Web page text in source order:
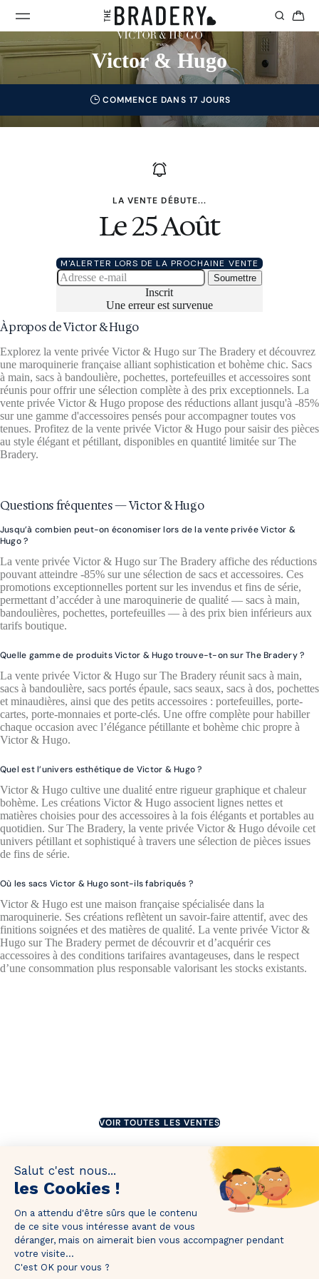
Victor & Hugo
COMMENCE DANS 17 JOURS
LA VENTE DÉBUTE...
Le 25 Août
M'ALERTER LORS DE LA PROCHAINE VENTE
Soumettre
Inscrit
Une erreur est survenue
À propos de Victor & Hugo
Explorez la vente privée Victor & Hugo sur The Bradery et découvrez
une maroquinerie française alliant sophistication et bohème chic. Sacs
à main, sacs à bandoulière, pochettes, portefeuilles et accessoires sont
réunis pour offrir une sélection complète à des prix exceptionnels. La
vente privée Victor & Hugo propose des réductions allant jusqu'à -85%
sur une gamme d'accessoires pensés pour accompagner toutes vos
tenues. Profitez de la vente privée Victor & Hugo pour saisir des pièces
au style élégant et pétillant, disponibles en quantité limitée sur The
Bradery.
Questions fréquentes — Victor & Hugo
Jusqu’à combien peut-on économiser lors de la vente privée Victor &
Hugo ?
La vente privée Victor & Hugo sur The Bradery affiche des réductions
pouvant atteindre -85% sur une sélection de sacs et accessoires. Ces
promotions exceptionnelles portent sur les invendus et fins de série,
permettant d’accéder à une maroquinerie de qualité — sacs à main,
bandoulières, pochettes, portefeuilles — à des prix bien inférieurs aux
tarifs boutique.
Quelle gamme de produits Victor & Hugo trouve-t-on sur The Bradery ?
La vente privée Victor & Hugo sur The Bradery réunit sacs à main,
sacs à bandoulière, sacs portés épaule, sacs seaux, sacs à dos, pochettes
et minaudières, ainsi que des petits accessoires : portefeuilles, porte-
cartes, porte-monnaies et porte-clés. Une offre complète pour habiller
chaque occasion avec l’élégance pétillante et bohème chic propre à
Victor & Hugo.
Quel est l’univers esthétique de Victor & Hugo ?
Victor & Hugo cultive une dualité entre rigueur graphique et chaleur
bohème. Les créations Victor & Hugo associent lignes nettes et
matières choisies pour des accessoires à la fois élégants et portables au
quotidien. Sur The Bradery, la vente privée Victor & Hugo dévoile cet
univers pétillant et sophistiqué à travers une sélection de pièces issues
de fins de série.
Où les sacs Victor & Hugo sont-ils fabriqués ?
Victor & Hugo est une maison française spécialisée dans la
maroquinerie. Ses créations reflètent un savoir-faire attentif, avec des
finitions soignées et des matières de qualité. La vente privée Victor &
Hugo sur The Bradery permet de découvrir et d’acquérir ces
accessoires à des conditions tarifaires avantageuses, dans le respect
d’une consommation plus responsable valorisant les stocks existants.
VOIR TOUTES LES VENTES